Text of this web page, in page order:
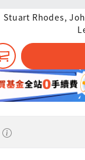
Stuart Rhodes,